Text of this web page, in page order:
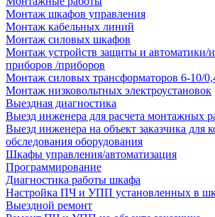
Монтаж шкафов управления
Монтаж кабельных линий
Монтаж силовых шкафов
Монтаж устройств защиты и автоматики/
приборов /приборов
Монтаж силовых трансформаторов 6-10/
Монтаж низковольтных электроустановок
Выездная диагностика
Выезд инженера для расчета монтажных
Выезд инженера на объект заказчика для
обследования оборудования
Шкафы управления/автоматизация
Программирование
Диагностика работы шкафа
Настройка ПЧ и УПП установленных в
Выездной ремонт